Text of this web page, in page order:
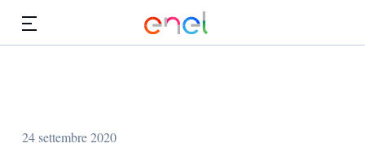
24 settembre 2020